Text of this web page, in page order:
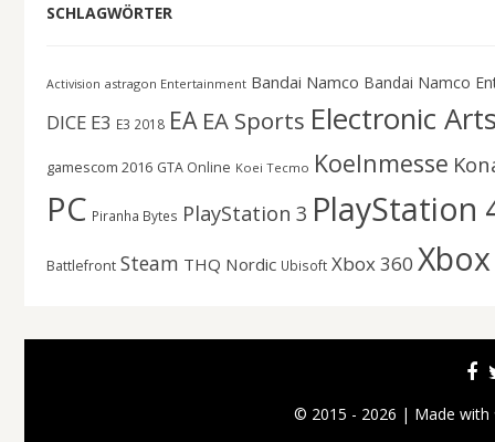
SCHLAGWÖRTER
Activision astragon Entertainment Bandai Namco Bandai Namco
DICE E3 E3 2018 EA EA Sports Electronic
gamescom 2016 GTA Online Koei Tecmo Koelnmesse
PC Piranha Bytes PlayStation 3 PlayStation
Battlefront Steam THQ Nordic Ubisoft Xbox 360
© 2015 - 2026 | Made